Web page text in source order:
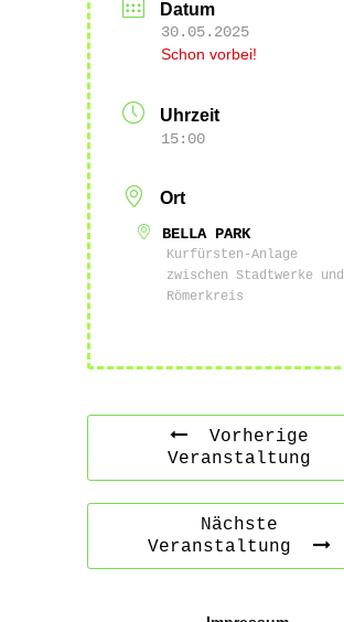
Datum
30.05.2025
Schon vorbei!
Uhrzeit
15:00
Ort
BELLA PARK
Kurfürsten-Anlage
zwischen Stadtwerke und
Römerkreis
Vorherige
Veranstaltung
Nächste
Veranstaltung